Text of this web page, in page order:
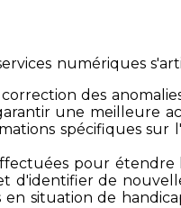
numériques
des
une meilleure
spécifiques
pour étendre
d'identifier de
situation de